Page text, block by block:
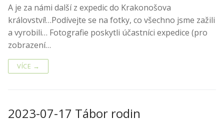
A je za námi další z expedic do Krakonošova
království!…Podívejte se na fotky, co všechno jsme zažili
a vyrobili… Fotografie poskytli účastníci expedice (pro
zobrazení…
VÍCE →
2023-07-17 Tábor rodin